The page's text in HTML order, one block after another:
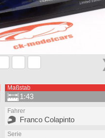
Maßstab
1:43
Fahrer
Franco Colapinto
Serie